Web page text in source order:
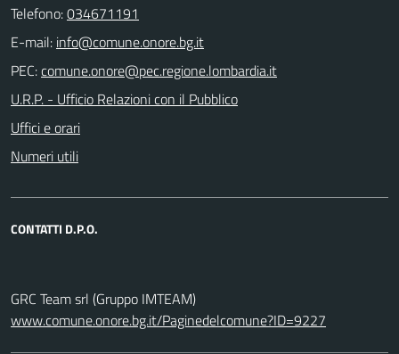
Telefono:034671191
E-mail:
PEC:
U.R.P. - Ufficio Relazioni con il Pubblico
Uffici e orari
Numeri utili
CONTATTI D.P.O.
GRC Team srl (Gruppo IMTEAM)
www.comune.onore.bg.it/Paginedelcomune?ID=9227